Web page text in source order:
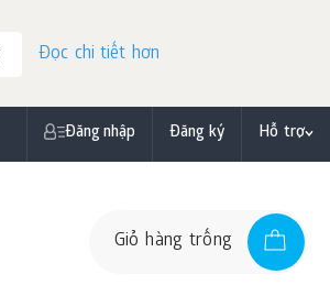
Đọc chi tiết hơn
Đăng nhập Đăng ký Hỗ trợ
Giỏ hàng trống